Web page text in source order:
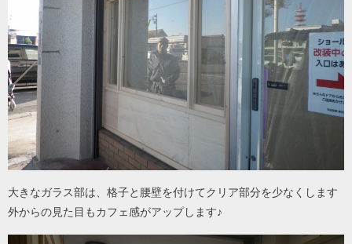
大きなガラス部は、格子と腰壁を付けてクリア部分を少なくします
外からの見た目もカフェ感がアップします♪